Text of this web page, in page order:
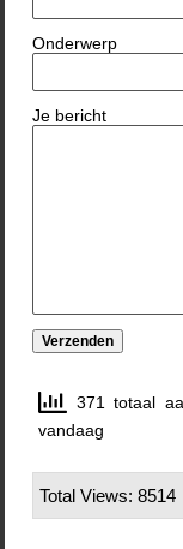
Onderwerp
Je bericht
371 totaal
vandaag
Total Views: 8514